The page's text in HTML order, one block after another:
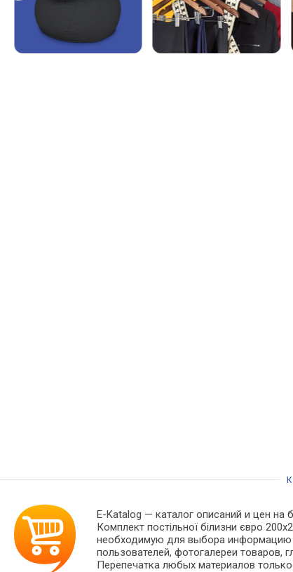
E-Katalog — каталог описаний и цен на
Комплект постільної білизни євро
необходимую для выбора информацию
пользователей, фотогалереи товаров,
Перепечатка любых материалов